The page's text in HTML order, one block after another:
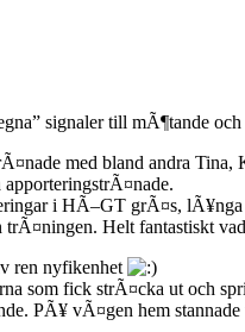
signaler till mÃ¶tande
med bland andra
i HÃ–GT grÃ¤s,
Helt fantastiskt
ren nyfikenhet
som fick strÃ¤cka ut och
PÃ¥ vÃ¤gen hem